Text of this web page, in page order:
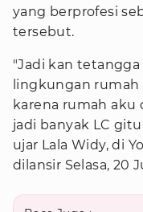
yang berprofesi
tersebut.
"Jadi kan tetangga
lingkungan
karena rumah aku
jadi banyak LC
ujar Lala Widy, di
dilansir Selasa, 20